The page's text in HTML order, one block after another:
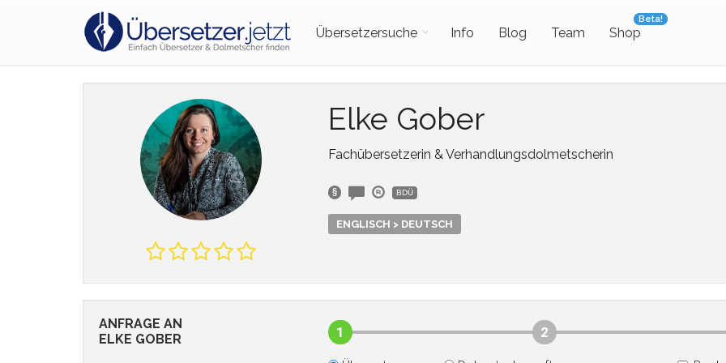
Übersetzersuche Info Blog Team Shop
Beta!
Elke Gober
Fachübersetzerin & Verhandlungsdolmetscherin
BDÜ
ENGLISCH > DEUTSCH
ANFRAGE AN
ELKE GOBER
1 2